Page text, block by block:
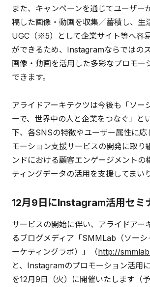
また、キャンペーンを通じてユーザ
稿した画像・動画を収集／蓄積し、生
UGC（※5）として企業サイト等へ容
ができるため、Instagramならではの
画像・動画を活用した多彩なプロモー
できます。
アライドアーキテクツは今後も「ソー
ーで、世界中の人と企業をつなぐ」と
下、各SNSの特徴やユーザー属性に応
モーション支援サービスの開発に取り
ンドにおける顧客エンゲージメントの
ティングデータの活用を支援してまいり
12月9日にInstagram活用セミ
サービスの開始に伴い、アライドアー
るブログメディア「SMMLab（ソーシ
ーケティングラボ）」（http://
と、Instagramのプロモーション活用
を12月9日（火）に開催いたします（予